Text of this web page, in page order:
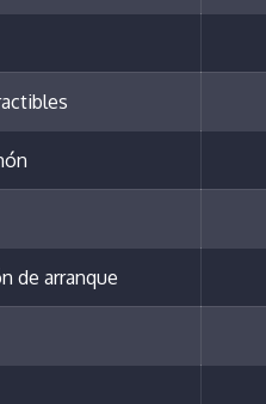
de arranque